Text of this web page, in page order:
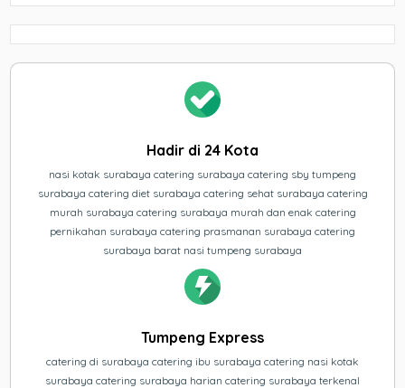
Hadir di 24 Kota
nasi kotak surabaya catering surabaya catering sby tumpeng
surabaya catering diet surabaya catering sehat surabaya catering
murah surabaya catering surabaya murah dan enak catering
pernikahan surabaya catering prasmanan surabaya catering
surabaya barat nasi tumpeng surabaya
Tumpeng Express
catering di surabaya catering ibu surabaya catering nasi kotak
surabaya catering surabaya harian catering surabaya terkenal